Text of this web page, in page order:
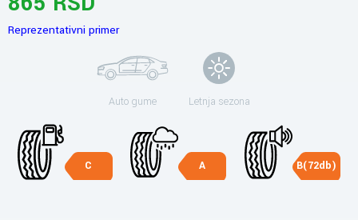
Reprezentativni primer
Auto gume Letnja sezona
C A B(72db)